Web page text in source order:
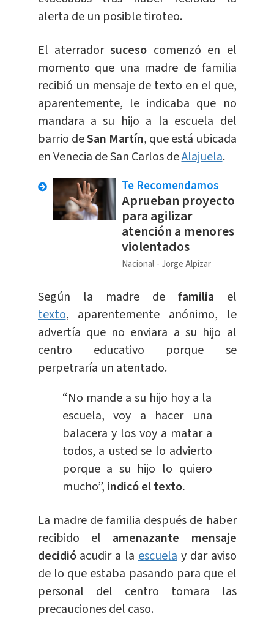
alerta de un posible tiroteo.
El aterradorsuceso comenzó en el
momento que una madre de familia
recibió un mensaje de texto en el que,
aparentemente, le indicaba que no
mandara a su hijo a la escuela del
barrio deSan Martín, que está ubicada
en Venecia de San Carlos deAlajuela.
Te Recomendamos
Aprueban proyecto
para agilizar
atención a menores
violentados
Nacional Jorge Alpízar
Según la madre de familia el
texto, aparentemente anónimo, le
advertía que no enviara a su hijo al
centro educativo porque se
perpetraría un atentado.
“No mande a su hijo hoy a la
escuela, voy a hacer una
balacera y los voy a matar a
todos, a usted se lo advierto
porque a su hijo lo quiero
mucho”, indicó el texto.
La madre de familia después de haber
recibido el amenazante mensaje
decidió acudir a la escuelay dar aviso
de lo que estaba pasando para que el
personal del centro tomara las
precauciones del caso.